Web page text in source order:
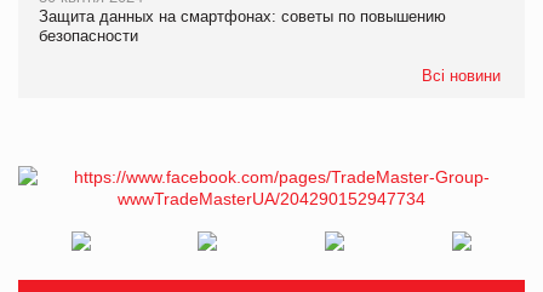
Защита данных на смартфонах: советы по повышению
безопасности
Всі новини